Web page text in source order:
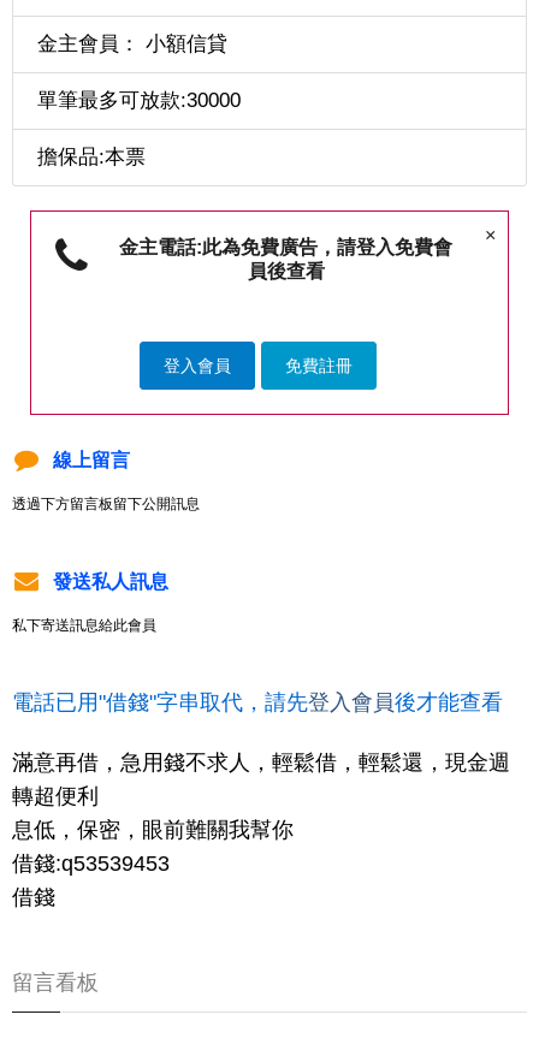
金主會員： 小額信貸
單筆最多可放款:30000
擔保品:本票
×
金主電話:此為免費廣告，請登入免費會
員後查看
登入會員 免費註冊
線上留言
透過下方留言板留下公開訊息
發送私人訊息
私下寄送訊息給此會員
電話已用"借錢"字串取代，請先登入會員後才能查看
滿意再借，急用錢不求人，輕鬆借，輕鬆還，現金週
轉超便利
息低，保密，眼前難關我幫你
借錢:q53539453
借錢
留言看板